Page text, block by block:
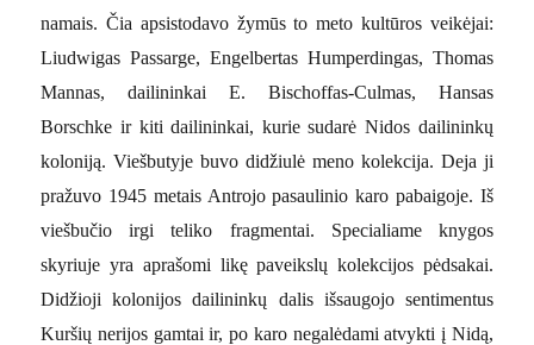
namais. Čia apsistodavo žymūs to meto kultūros veikėjai:
Liudwigas Passarge, Engelbertas Humperdingas, Thomas
Mannas, dailininkai E. Bischoffas-Culmas, Hansas
Borschke ir kiti dailininkai, kurie sudarė Nidos dailininkų
koloniją. Viešbutyje buvo didžiulė meno kolekcija. Deja ji
pražuvo 1945 metais Antrojo pasaulinio karo pabaigoje. Iš
viešbučio irgi teliko fragmentai. Specialiame knygos
skyriuje yra aprašomi likę paveikslų kolekcijos pėdsakai.
Didžioji kolonijos dailininkų dalis išsaugojo sentimentus
Kuršių nerijos gamtai ir, po karo negalėdami atvykti į Nidą,